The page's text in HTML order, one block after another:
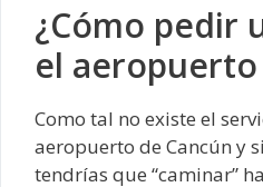
¿Cómo pedir
el aeropuerto
Como tal no existe el
aeropuerto de Cancún y
tendrías que “caminar”